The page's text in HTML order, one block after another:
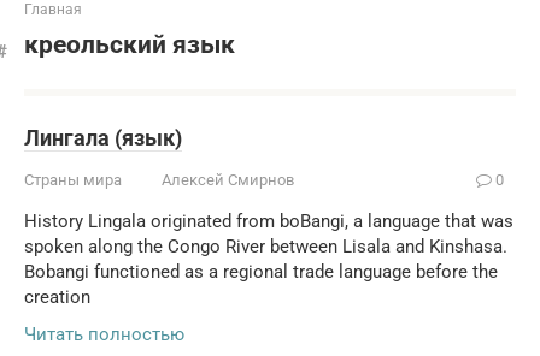
Главная
креольский язык
Лингала (язык)
Страны мира Алексей Смирнов 0
History Lingala originated from boBangi, a language that was
spoken along the Congo River between Lisala and Kinshasa.
Bobangi functioned as a regional trade language before the
creation
Читать полностью